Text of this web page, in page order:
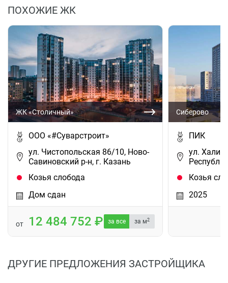
ПОХОЖИЕ ЖК
ЖК «Столичный»
ООО «#Суварстроит»
ул. Чистопольская 86/10, Ново-
Савиновский р-н, г. Казань
Козья слобода
Дом сдан
от 12 484 752 за все за м2
Сиберово
ПИК
ул.
Козья
2025
ДРУГИЕ ПРЕДЛОЖЕНИЯ ЗАСТРОЙЩИКА